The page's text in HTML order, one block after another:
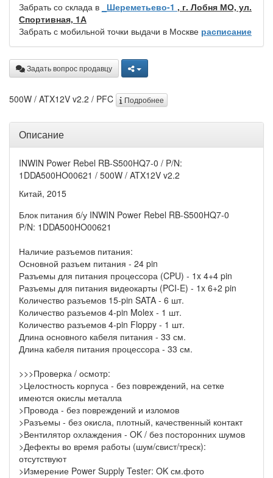
Забрать со склада в _Шереметьево-1 , г. Лобня МО, ул.
Спортивная, 1А
Забрать с мобильной точки выдачи в Москве расписание
Задать вопрос продавцу
500W / ATX12V v2.2 / PFC Подробнее
Описание
INWIN Power Rebel RB-S500HQ7-0 / P/N:
1DDA500HO00621 / 500W / ATX12V v2.2
Китай, 2015
Блок питания б/у INWIN Power Rebel RB-S500HQ7-0
P/N: 1DDA500HO00621
Наличие разъемов питания:
Основной разъем питания - 24 pin
Разъемы для питания процессора (CPU) - 1x 4+4 pin
Разъемы для питания видеокарты (PCI-E) - 1x 6+2 pin
Количество разъемов 15-pin SATA - 6 шт.
Количество разъемов 4-pin Molex - 1 шт.
Количество разъемов 4-pin Floppy - 1 шт.
Длина основного кабеля питания - 33 см.
Длина кабеля питания процессора - 33 см.
>>>Проверка / осмотр:
>Целостность корпуса - без повреждений, на сетке
имеются окислы металла
>Провода - без повреждений и изломов
>Разъемы - без окисла, плотный, качественный контакт
>Вентилятор охлаждения - OK / без посторонних шумов
>Дефекты во время работы (шум/свист/треск):
отсутствуют
>Измерение Power Supply Tester: OK см.фото